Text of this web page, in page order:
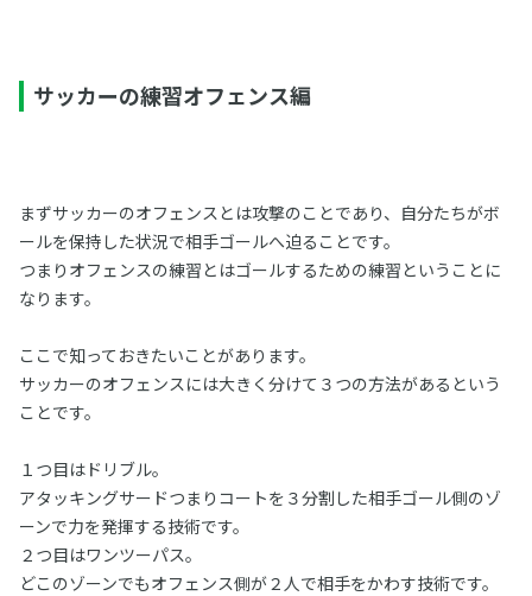
サッカーの練習オフェンス編
まずサッカーのオフェンスとは攻撃のことであり、自分たちがボ
ールを保持した状況で相手ゴールへ迫ることです。
つまりオフェンスの練習とはゴールするための練習ということに
なります。
ここで知っておきたいことがあります。
サッカーのオフェンスには大きく分けて３つの方法があるという
ことです。
１つ目はドリブル。
アタッキングサードつまりコートを３分割した相手ゴール側のゾ
ーンで力を発揮する技術です。
２つ目はワンツーパス。
どこのゾーンでもオフェンス側が２人で相手をかわす技術です。